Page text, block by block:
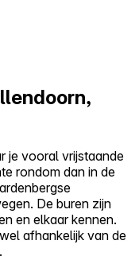
je vooral vrijstaande
rondom dan in de
De buren zijn
en elkaar kennen.
afhankelijk van de